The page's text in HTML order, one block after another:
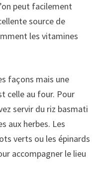
peut facilement
source de
les vitamines
façons mais une
celle au four. Pour
servir du riz basmati
aux herbes. Les
verts ou les épinards
accompagner le lieu